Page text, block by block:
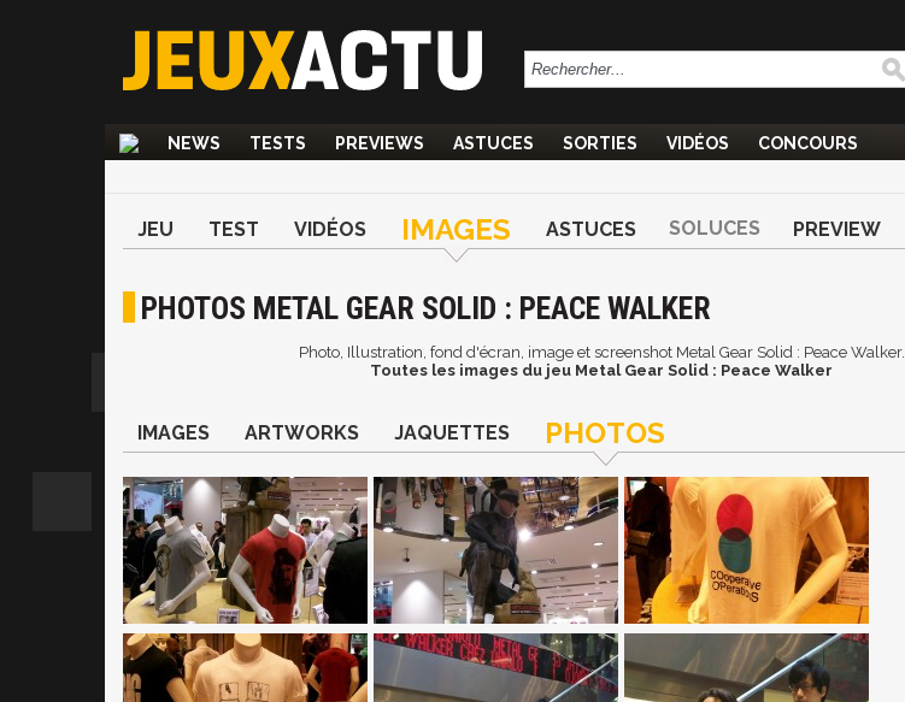
NEWS TESTS PREVIEWS ASTUCES SORTIES VIDÉOS CONCOURS
JEU TEST VIDÉOS IMAGES ASTUCES SOLUCES PREVIEW
PHOTOS METAL GEAR SOLID : PEACE WALKER
Photo, Illustration, fond d'écran, image et screenshot Metal Gear Solid : Peace Walker.
Toutes les images du jeu Metal Gear Solid : Peace Walker
IMAGES ARTWORKS JAQUETTES PHOTOS